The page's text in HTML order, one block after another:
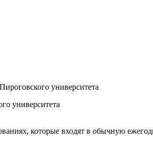
университета
которые входят в обычную